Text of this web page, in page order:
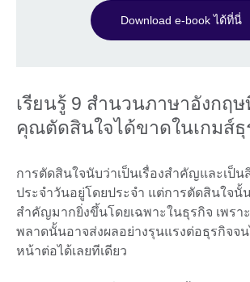
Download e-book ได้ที่นี่
เรียนรู้ 9 สำนวนภาษาอังกฤ
คุณตัดสินใจได้ขาดในเกมส์ธุ
การตัดสินใจนับว่าเป็นเรื่องสำคัญและเป็
ประจำวันอยู่โดยประจำ แต่การตัดสินใจนั้
สำคัญมากยิ่งขึ้นโดยเฉพาะในธุรกิจ เพรา
พลาดนั้นอาจส่งผลอย่างรุนแรงต่อธุรกิจจ
หน้าต่อได้เลยทีเดียว